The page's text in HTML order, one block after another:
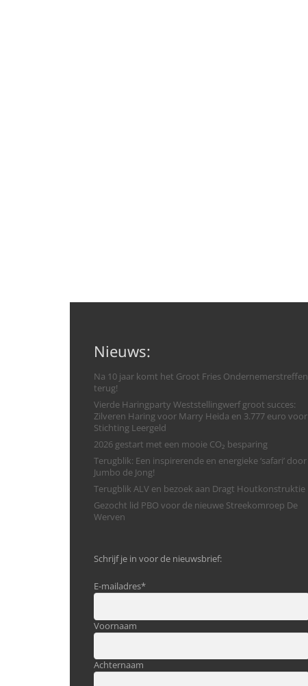
Nieuws:
Na 10 jaar komt het Groot Fries Ondernemerstreffen
terug!
Vierde Haringparty Weststellingwerf groot succes:
Zilveren Haring voor Marry Heida en 3.777 euro voor
Stichting Leergeld
2026 gestart met een mooie CO₂ besparing
Terugblik: Een inspirerende en energieke ‘safari’ door
Jumbo de Jong!
Terugblik ALV en bezoek aan Dragt Houtkonstruktie
Gezocht lid PBO voor de nieuwe Streekomroep De
Werven
Schrijf je in voor de nieuwsbrief:
E-mailadres*
Voornaam
Achternaam